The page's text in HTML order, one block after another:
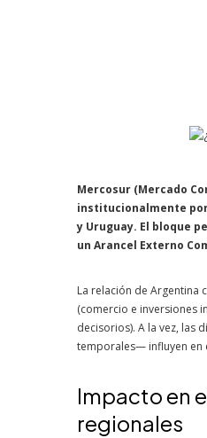
Mercosur (Mercado
institucionalmente
y Uruguay. El bloque
un Arancel Externo
La relación de Argentina
(comercio e inversiones
decisorios). A la vez, las
temporales— influyen en
Impacto en
regionales